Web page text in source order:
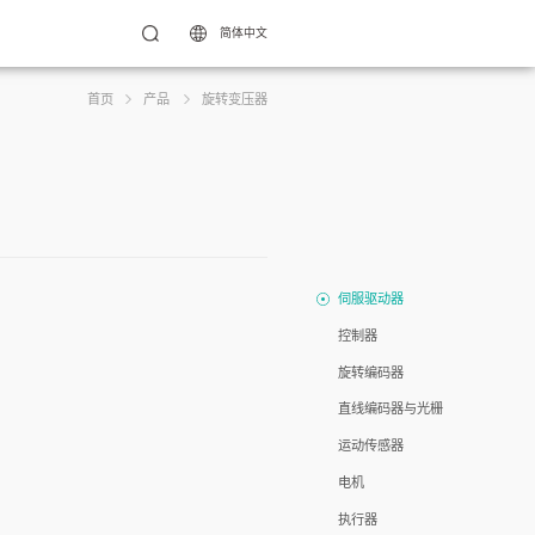
简体中文
首页 产品 旋转变压器
伺服驱动器
控制器
旋转编码器
直线编码器与光栅
运动传感器
电机
执行器